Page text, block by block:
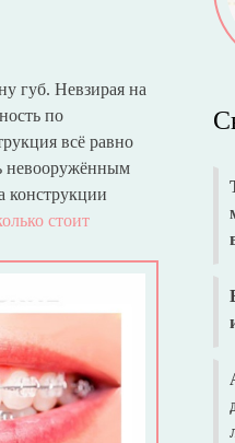
губ. Невзирая на
по
всё равно
невооружённым
конструкции
стоит